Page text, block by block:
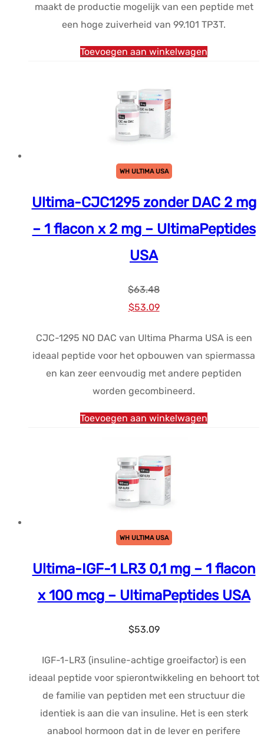
maakt de productie mogelijk van een peptide met
een hoge zuiverheid van 99.101 TP3T.
Toevoegen aan winkelwagen
WH ULTIMA USA
Ultima-CJC1295 zonder DAC 2 mg
– 1 flacon x 2 mg – UltimaPeptides
USA
$63.48
Oorspronkelijke
was:
$63.48.
$53.09Huidige
is:
$53.09.
CJC-1295 NO DAC van Ultima Pharma USA is een
ideaal peptide voor het opbouwen van spiermassa
en kan zeer eenvoudig met andere peptiden
worden gecombineerd.
Toevoegen aan winkelwagen
WH ULTIMA USA
Ultima-IGF-1 LR3 0,1 mg – 1 flacon
x 100 mcg – UltimaPeptides USA
$53.09
IGF-1-LR3 (insuline-achtige groeifactor) is een
ideaal peptide voor spierontwikkeling en behoort tot
de familie van peptiden met een structuur die
identiek is aan die van insuline. Het is een sterk
anabool hormoon dat in de lever en perifere